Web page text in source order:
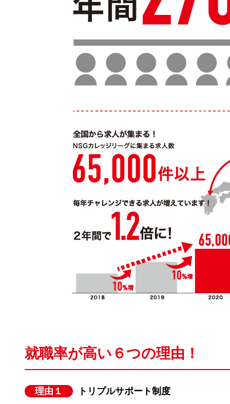
就職率が高い６つの理由！
理由１ トリプルサポート制度